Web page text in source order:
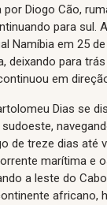
Diogo Cão,
para sul.
Namíbia em 25
deixando para
em
Dias se
de treze dias até
marítima e
a leste do
africano,